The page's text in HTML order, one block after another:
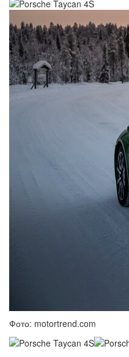
Фото: motortrend.com